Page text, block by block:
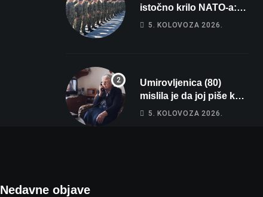
istočno krilo NATO-a:
Evo kamo odlazi 82
5. KOLOVOZA 2026.
Umirovljenica (80)
mislila je da joj piše kći
pa ostala bez 1000 eura
5. KOLOVOZA 2026.
Nedavne objave